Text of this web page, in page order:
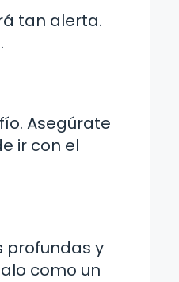
tan alerta.
Asegúrate
ir con el
profundas y
como un